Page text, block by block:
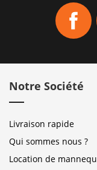
Notre Société
Livraison rapide
Qui sommes nous ?
Location de